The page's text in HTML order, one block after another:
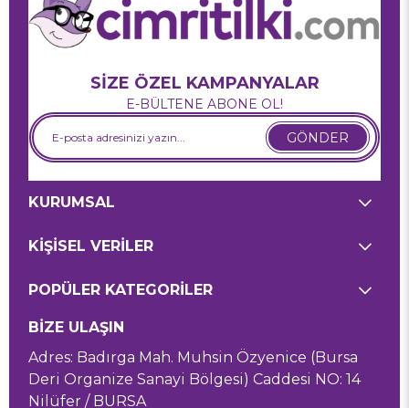
SİZE ÖZEL KAMPANYALAR
E-BÜLTENE ABONE OL!
GÖNDER
KURUMSAL
KİŞİSEL VERİLER
POPÜLER KATEGORİLER
BİZE ULAŞIN
Adres: Badırga Mah. Muhsin Özyenice (Bursa
Deri Organize Sanayi Bölgesi) Caddesi NO: 14
Nilüfer / BURSA